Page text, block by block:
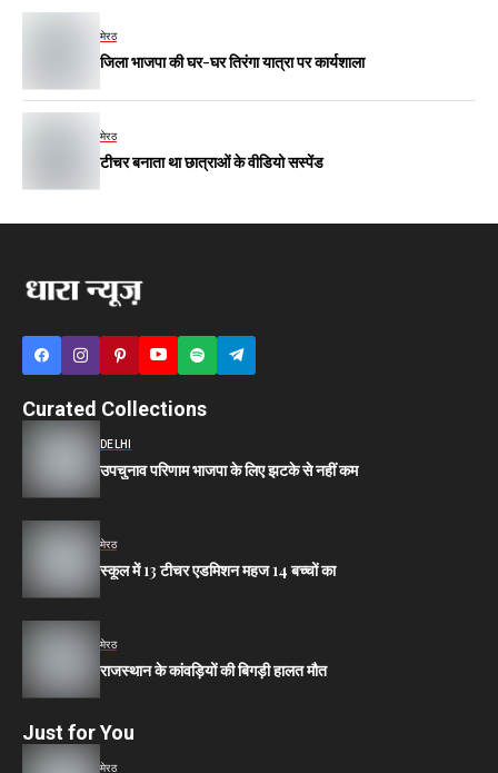
मेरठ
जिला भाजपा की घर-घर तिरंगा यात्रा पर कार्यशाला
मेरठ
टीचर बनाता था छात्राओं के वीडियो सस्पेंड
Curated Collections
DELHI
उपचुनाव परिणाम भाजपा के लिए झटके से नहीं कम
मेरठ
स्कूल में 13 टीचर एडमिशन महज 14 बच्चों का
मेरठ
राजस्थान के कांवड़ियों की बिगड़ी हालत मौत
Just for You
मेरठ